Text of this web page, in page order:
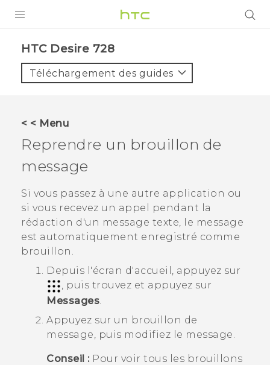
VIVE
VIVERSE
ASSISTANCE
Appareils HTC & Accessoires
Connexion
HTC Desire 728‎
Téléchargement des guides
< < Menu
Reprendre un brouillon de
message
Si vous passez à une autre application ou
si vous recevez un appel pendant la
rédaction d'un message texte, le message
est automatiquement enregistré comme
brouillon.
Depuis l'écran d'accueil , appuyez sur
, puis trouvez et appuyez sur
Messages
Appuyez sur un brouillon de
message, puis modifiez le message.
Conseil :Pour voir tous les brouillons